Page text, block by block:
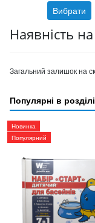
Вибрати
Наявність
Загальний залишок на
Популярні в розділі
Новинка
Популярний